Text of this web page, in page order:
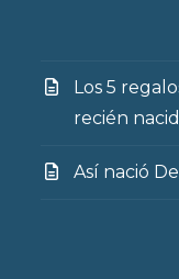
Los 5
recién
Así nació